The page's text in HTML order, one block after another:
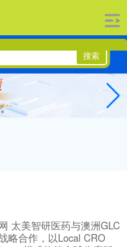
搜索
太美智研医药与澳洲GLC
略合作，以Local CRO